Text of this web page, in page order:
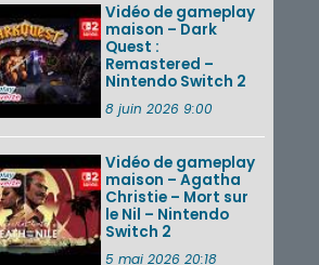
VOIR PLUS DE NEWS
Vidéo de gameplay
maison – Dark
Quest :
Remastered –
Nintendo Switch 2
8 juin 2026 9:00
Vidéo de gameplay
maison – Agatha
Christie – Mort sur
le Nil – Nintendo
Switch 2
5 mai 2026 20:18